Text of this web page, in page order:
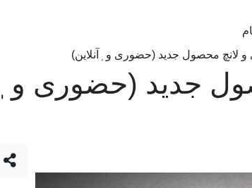
و لانچ محصول جدید (حضوری و ٖٖآنلاین)
جدید (حضوری و